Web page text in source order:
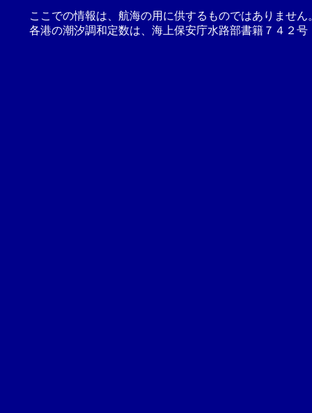
ここでの情報は、航海の用に供するものではありませ
各港の潮汐調和定数は、海上保安庁水路部書籍７４２